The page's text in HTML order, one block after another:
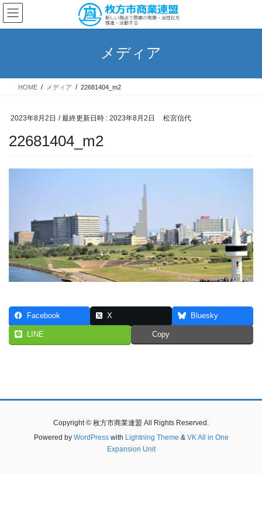
コ
ン
テ
ス
ナ
ビ
ゲ
ン
メディア
HOME メディア 22681404_m2
2023年8月2日 / 最終更新日時 : 2023年8月2日 松宮信代
22681404_m2
Facebook X Bluesky
LINE Copy
Copyright © 枚方市商業連盟 All Rights Reserved.
Powered by WordPresswith Lightning Theme & VK All in One
Expansion Unit